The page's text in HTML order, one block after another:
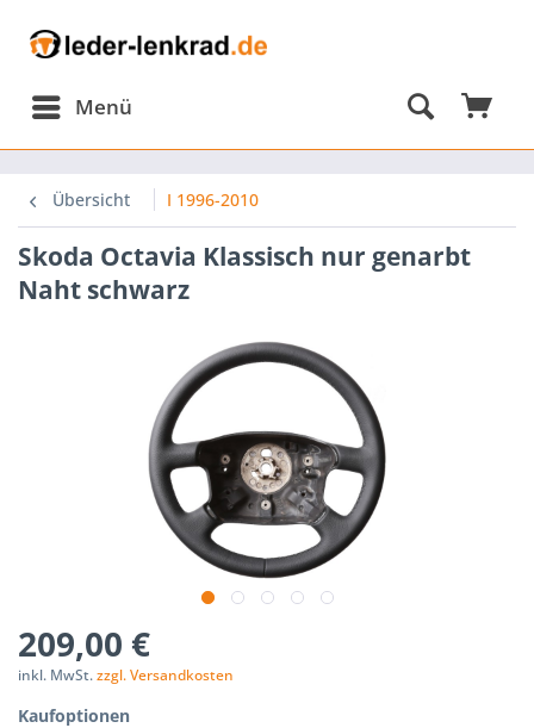
Menü
Übersicht I 1996-2010
Session/PdoSessionHandler.php:584
Session/PdoSessionHandler.php(584):
Session/PdoSessionHandler.php
Skoda Octavia Klassisch nur genarbt
Naht schwarz
209,00 €
inkl. MwSt.zzgl. Versandkosten
Kaufoptionen